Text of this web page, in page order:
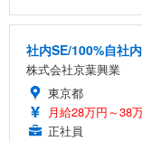
社内SE/100%自社
株式会社京葉興業
東京都
月給28万円～38
正社員